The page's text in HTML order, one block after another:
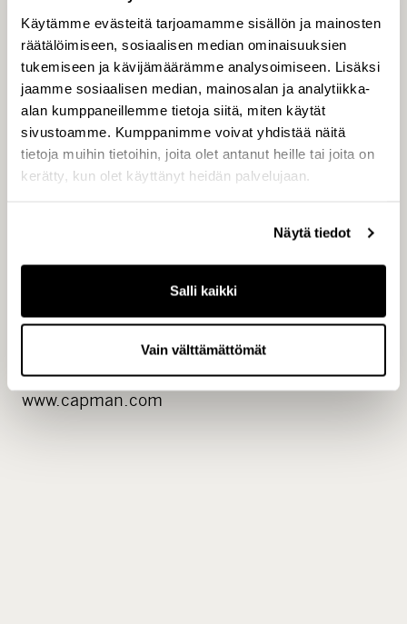
Käytämme evästeitä tarjoamamme sisällön ja mainosten
räätälöimiseen, sosiaalisen median ominaisuuksien
tukemiseen ja kävijämäärämme analysoimiseen. Lisäksi
jaamme sosiaalisen median, mainosalan ja analytiikka-
alan kumppaneillemme tietoja siitä, miten käytät
sivustoamme. Kumppanimme voivat yhdistää näitä
tietoja muihin tietoihin, joita olet antanut heille tai joita on
kerätty, kun olet käyttänyt heidän palvelujaan.
Näytä tiedot
Salli kaikki
Vain välttämättömät
JAKELU
Keskeiset tiedotusvälineet
www.capman.com